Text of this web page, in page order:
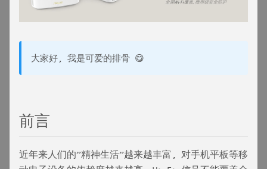
大家好, 我是可爱的排骨 😋
前言
近年来人们的”精神生活”越来越丰富, 对手机平板等移